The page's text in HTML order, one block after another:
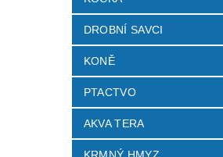
DROBNÍ SAVCI
KONĚ
PTACTVO
AKVA TERA